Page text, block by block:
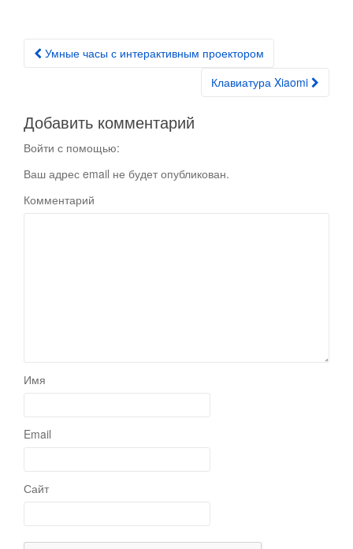
Post navigation
Умные часы с интерактивным проектором
Клавиатура Xiaomi
Добавить комментарий
Войти с помощью:
Ваш адрес email не будет опубликован.
Комментарий
Имя
Email
Сайт